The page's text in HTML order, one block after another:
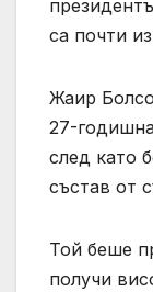
са почти
Жаир
27-
след като
състав от
Той беше
получи